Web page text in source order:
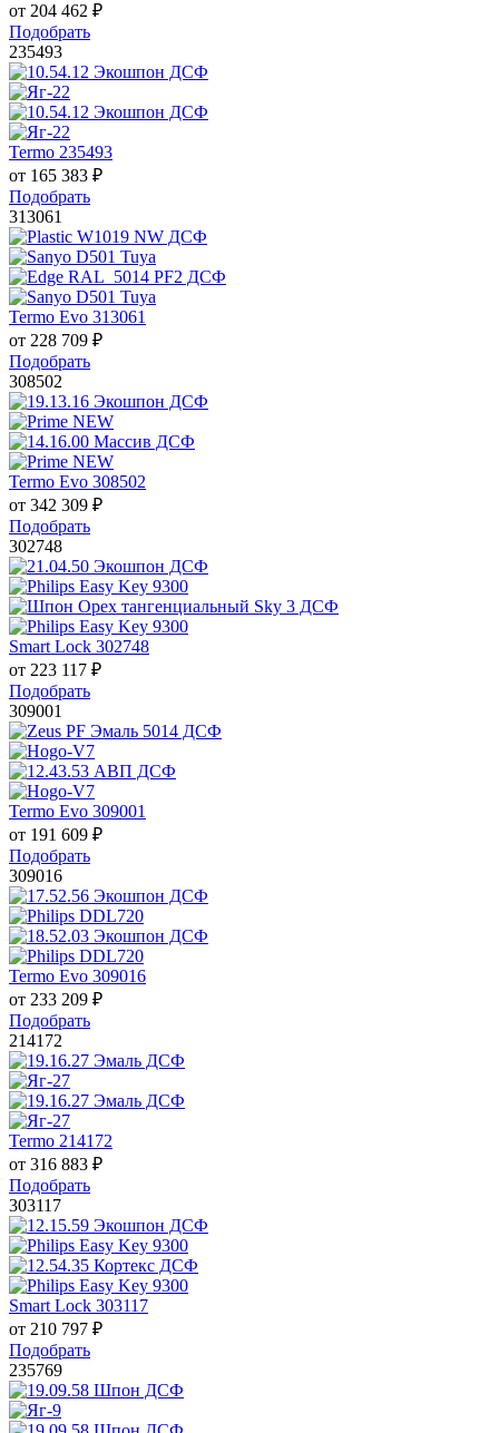
от 204 462 ₽
Подобрать
235493
Termo 235493
от 165 383 ₽
Подобрать
313061
Termo Evo 313061
от 228 709 ₽
Подобрать
308502
Termo Evo 308502
от 342 309 ₽
Подобрать
302748
Smart Lock 302748
от 223 117 ₽
Подобрать
309001
Termo Evo 309001
от 191 609 ₽
Подобрать
309016
Termo Evo 309016
от 233 209 ₽
Подобрать
214172
Termo 214172
от 316 883 ₽
Подобрать
303117
Smart Lock 303117
от 210 797 ₽
Подобрать
235769